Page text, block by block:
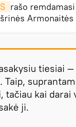
rašo
tiesiai
Taip,
tačiau kai
ji.